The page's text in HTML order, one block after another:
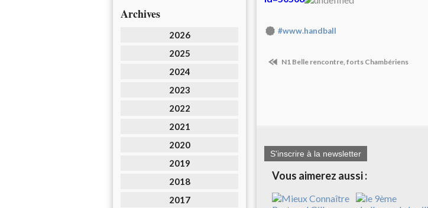
Archives
2026
2025
2024
2023
2022
2021
2020
2019
2018
2017
#www.handball
N1 Belle rencontre, forts Chambériens
S'inscrire à la newsletter
Vous aimerez aussi :